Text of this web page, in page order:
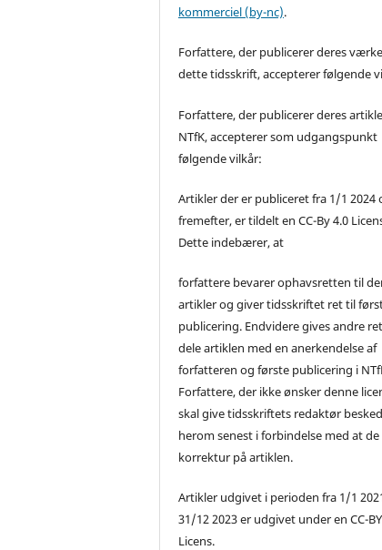
kommerciel (by-nc).
Forfattere, der publicerer deres
dette tidsskrift, accepterer følgende
Forfattere, der publicerer deres
NTfK, accepterer som udgangspunkt
følgende vilkår:
Artikler der er publiceret fra 1/1 2024
fremefter, er tildelt en CC-By 4.0
Dette indebærer, at
forfattere bevarer ophavsretten til
artikler og giver tidsskriftet ret til
publicering. Endvidere gives andre
dele artiklen med en anerkendelse af
forfatteren og første publicering i
Forfattere, der ikke ønsker denne
skal give tidsskriftets redaktør besked
herom senest i forbindelse med at
korrektur på artiklen.
Artikler udgivet i perioden fra 1/1
31/12 2023 er udgivet under en CC-
Licens.